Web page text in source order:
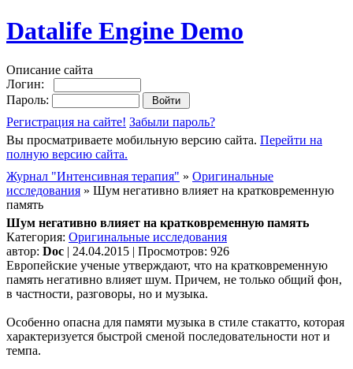
Datalife Engine Demo
Описание сайта
Логин:
Пароль:
Регистрация на сайте! Забыли пароль?
Вы просматриваете мобильную версию сайта. Перейти на
полную версию сайта.
Журнал "Интенсивная терапия" » Оригинальные
исследования » Шум негативно влияет на кратковременную
память
Шум негативно влияет на кратковременную память
Категория: Оригинальные исследования
автор: Doc | 24.04.2015 | Просмотров: 926
Европейские ученые утверждают, что на кратковременную
память негативно влияет шум. Причем, не только общий фон,
в частности, разговоры, но и музыка.
Особенно опасна для памяти музыка в стиле стакатто, которая
характеризуется быстрой сменой последовательности нот и
темпа.